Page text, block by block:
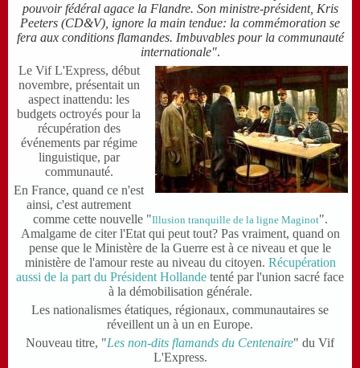
pouvoir fédéral agace la Flandre. Son ministre-président, Kris
Peeters (CD&V), ignore la main tendue: la commémoration se
fera aux conditions flamandes. Imbuvables pour la communauté
internationale".
Le Vif L'Express, début
novembre, présentait un
aspect inattendu: les
budgets octroyés pour la
récupération des
événements par régime
linguistique, par
communauté.
En France, quand ce n'est
ainsi, c'est autrement
comme cette nouvelle "Illusion tranquille de la ligne Maginot".
Amalgame de citer l'Etat qui peut tout? Pas vraiment, quand on
pense que le Ministère de la Guerre est à ce niveau et que le
ministère de l'amour reste au niveau du citoyen. Récupération
aussi de la part du Président Hollande tenté par l'union sacré face
à la démobilisation générale.
Les nationalismes étatiques, régionaux, communautaires se
réveillent un à un en Europe.
Nouveau titre, "Les non-dits flamands du Centenaire" du Vif
L'Express.